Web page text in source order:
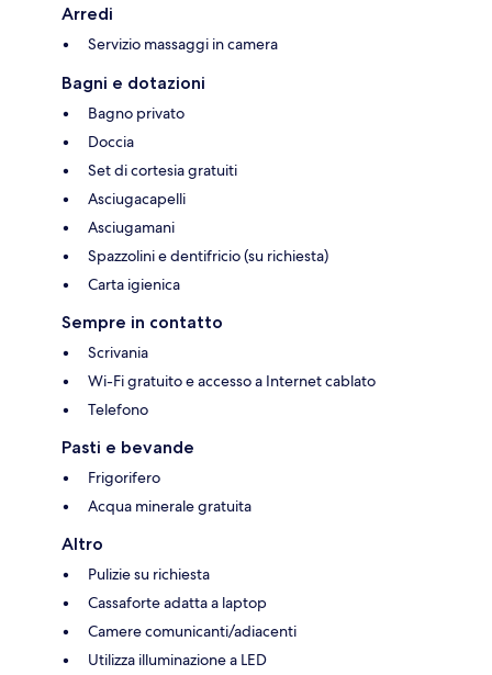
Arredi
Servizio massaggi in camera
Bagni e dotazioni
Bagno privato
Doccia
Set di cortesia gratuiti
Asciugacapelli
Asciugamani
Spazzolini e dentifricio (su richiesta)
Carta igienica
Sempre in contatto
Scrivania
Wi-Fi gratuito e accesso a Internet cablato
Telefono
Pasti e bevande
Frigorifero
Acqua minerale gratuita
Altro
Pulizie su richiesta
Cassaforte adatta a laptop
Camere comunicanti/adiacenti
Utilizza illuminazione a LED